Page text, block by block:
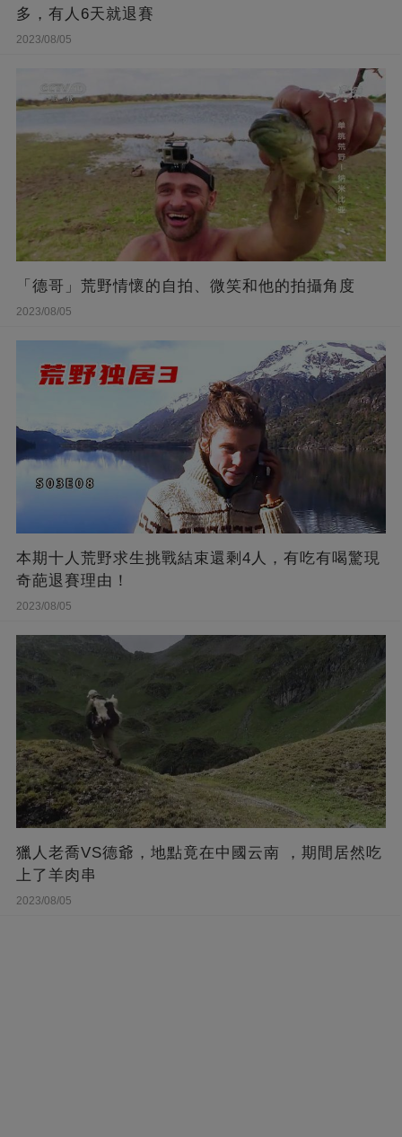
多，有人6天就退賽
2023/08/05
「德哥」荒野情懷的自拍、微笑和他的拍攝角度
2023/08/05
本期十人荒野求生挑戰結束還剩4人，有吃有喝驚現
奇葩退賽理由！
2023/08/05
獵人老喬VS德爺，地點竟在中國云南 ，期間居然吃
上了羊肉串
2023/08/05